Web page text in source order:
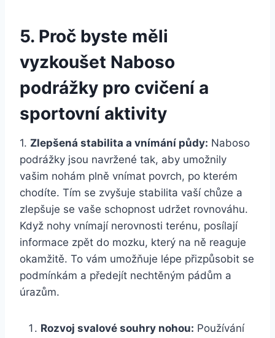
5. Proč byste měli
‍vyzkoušet Naboso
podrážky pro ​cvičení a
sportovní aktivity
1. Zlepšená⁣ stabilita​ a vnímání půdy: Naboso
podrážky⁤ jsou navržené tak, aby umožnily
vašim nohám plně vnímat‌ povrch, po kterém
chodíte. Tím se zvyšuje stabilita vaší chůze a
zlepšuje se ‌vaše schopnost‌ udržet rovnováhu.
Když nohy vnímají nerovnosti ⁢terénu, posílají
informace zpět do mozku, ‍který na ně reaguje
okamžitě.⁣ To vám umožňuje lépe přizpůsobit se
podmínkám a předejít nechtěným‌ pádům⁣ a
úrazům.
Rozvoj ‍svalové souhry ‌nohou: Používání